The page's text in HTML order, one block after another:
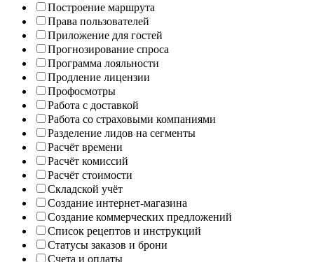
Построение маршрута
Права пользователей
Приложение для гостей
Прогнозирование спроса
Программа лояльности
Продление лицензии
Профосмотры
Работа с доставкой
Работа со страховыми компаниями
Разделение лидов на сегменты
Расчёт времени
Расчёт комиссий
Расчёт стоимости
Складской учёт
Создание интернет-магазина
Создание коммерческих предложений
Список рецептов и инструкций
Статусы заказов и брони
Счета и оплаты